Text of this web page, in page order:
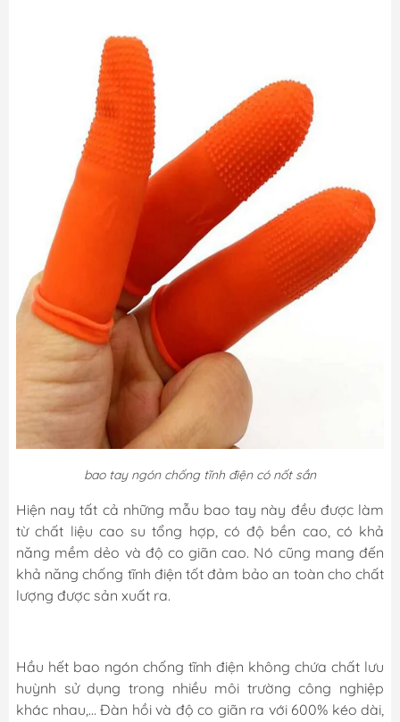
bao tay ngón chống tĩnh điện có nốt sần
Hiện nay tất cả những mẫu bao tay này đều được làm
từ chất liệu cao su tổng hợp, có độ bền cao, có khả
năng mềm dẻo và độ co giãn cao. Nó cũng mang đến
khả năng chống tĩnh điện tốt đảm bảo an toàn cho chất
lượng được sản xuất ra.
Hầu hết bao ngón chống tĩnh điện không chứa chất lưu
huỳnh sử dụng trong nhiều môi trường công nghiệp
khác nhau,… Đàn hồi và độ co giãn ra với 600% kéo dài,